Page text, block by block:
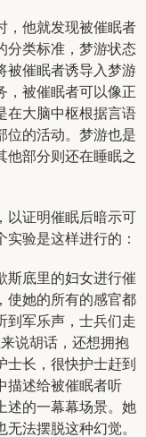
，他就发现被催眠者
分类标准，梦游状态
被催眠者诱导入梦游
，被催眠者可以像正
在大脑中枢根据言语
位的活动。梦游也是
他部分则还在睡眠之
以证明催眠后暗示可
验是这样进行的：
斯底里的妇女进行催
使她的所有的感官都
到军乐声，士兵们走
说胡话，还想拥抱
士长，很快护士赶到
描述给被催眠者听
述的一幕幕场景。她
法摆脱这种幻觉。